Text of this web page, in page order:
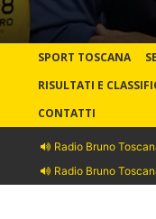
SPORT TOSCANA
RISULTATI E
CONTATTI
Radio Bruno
Radio Bruno